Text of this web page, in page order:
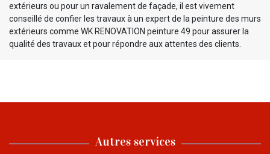
extérieurs ou pour un ravalement de façade, il est vivement
conseillé de confier les travaux à un expert de la peinture des murs
extérieurs comme WK RENOVATION peinture 49 pour assurer la
qualité des travaux et pour répondre aux attentes des clients.
Autres services